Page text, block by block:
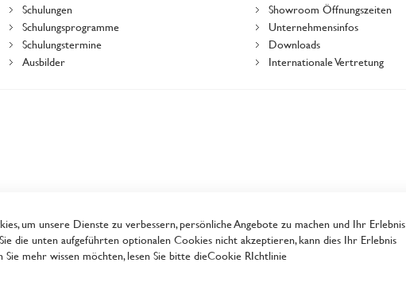
Schulungen
Schulungsprogramme
Schulungstermine
Ausbilder
Showroom Öffnungszeiten
Unternehmensinfos
Downloads
Internationale Vertretung
um unsere Dienste zu verbessern, persönliche Angebote zu machen und Ihr Erlebnis
die unten aufgeführten optionalen Cookies nicht akzeptieren, kann dies Ihr Erlebnis
Sie mehr wissen möchten, lesen Sie bitte dieCookie RIchtlinie